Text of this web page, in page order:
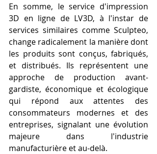
En somme, le service d'impression
3D en ligne de LV3D, à l'instar de
services similaires comme Sculpteo,
change radicalement la manière dont
les produits sont conçus, fabriqués,
et distribués. Ils représentent une
approche de production avant-
gardiste, économique et écologique
qui répond aux attentes des
consommateurs modernes et des
entreprises, signalant une évolution
majeure dans l'industrie
manufacturière et au-delà.